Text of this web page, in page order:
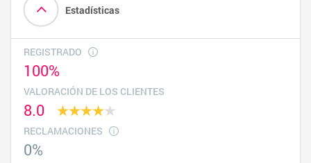
Estadísticas
REGISTRADO
100%
VALORACIÓN DE LOS CLIENTES
8.0
RECLAMACIONES
0%